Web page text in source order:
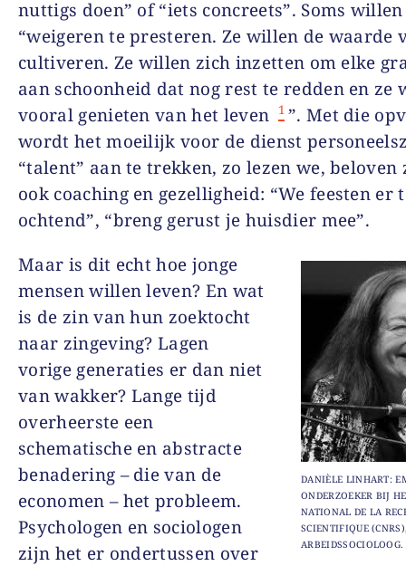
nuttigs doen” of “iets concreets”. Soms
“weigeren te presteren. Ze willen de waarde
cultiveren. Ze willen zich inzetten om elke
aan schoonheid dat nog rest te redden en ze
vooral genieten van het leven
1 ”. Met die
wordt het moeilijk voor de dienst
“talent” aan te trekken, zo lezen we, beloven
ook coaching en gezelligheid: “We feesten er
ochtend”, “breng gerust je huisdier mee”.
DANIÈLE LINHART:
ONDERZOEKER BIJ
NATIONAL DE LA
SCIENTIFIQUE
ARBEIDSSOCIOLOOG.
Maar is dit echt hoe jonge
mensen willen leven? En wat
is de zin van hun zoektocht
naar zingeving? Lagen
vorige generaties er dan niet
van wakker? Lange tijd
overheerste een
schematische en abstracte
benadering – die van de
economen – het probleem.
Psychologen en sociologen
zijn het er ondertussen over